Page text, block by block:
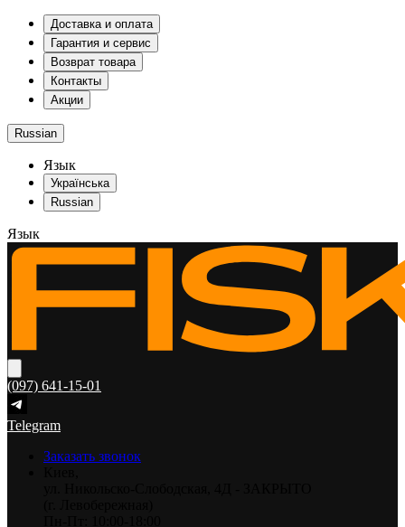
Доставка и оплата
Гарантия и сервис
Возврат товара
Контакты
Акции
Russian
Язык
Українська
Russian
Язык
(097) 641-15-01
Telegram
Заказать звонок